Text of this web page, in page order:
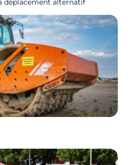
déplacement alternatif